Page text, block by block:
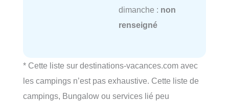
dimanche : non
renseigné
* Cette liste sur destinations-vacances.com avec
les campings n’est pas exhaustive. Cette liste de
campings, Bungalow ou services lié peu